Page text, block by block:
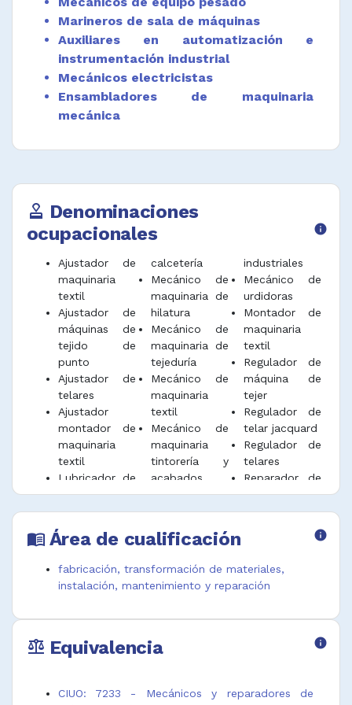
reutilización o eliminación.
Coordinar y hacer mantenimiento preventivo y
correctivo de maquinaria y equipos de la
industria textil, confección, cuero, calzado y
marroquinería.
Desempeñar funciones afines.
Marineros de sala de máquinas
Auxiliares en automatización e
instrumentación industrial
Mecánicos electricistas
Ensambladores de maquinaria
mecánica
approval Denominaciones
ocupacionales
info
Ajustador de
maquinaria
textil
Ajustador de
máquinas de
tejido de
punto
Ajustador de
telares
Ajustador
montador de
maquinaria
textil
Lubricador de
telares
Mecánico de
cardas
Mecánico de
hilar
Mecánico de
mantenimient
o de
confección
calcetería
Mecánico de
maquinaria de
hilatura
Mecánico de
maquinaria de
tejeduría
Mecánico de
maquinaria
textil
Mecánico de
maquinaria
tintorería y
acabados
Mecánico de
máquinas
calcetería
máquinas
coser
máquinas de
máquinas de
industriales
Mecánico de
urdidoras
Montador de
maquinaria
textil
Regulador de
máquina de
tejer
Regulador de
telar jacquard
Regulador de
telares
Reparador de
maquinaria
textil
Reparador de
Reparador de
máquinas de
maquinaria
menu_book Área de cualificación info
fabricación, transformación de materiales,
instalación, mantenimiento y reparación
balance Equivalencia info
CIUO: 7233 - Mecánicos y reparadores de